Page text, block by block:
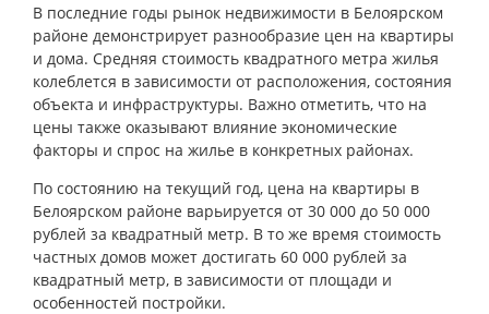
В последние годы рынок недвижимости в Белоярском
районе демонстрирует разнообразие цен на квартиры
и дома. Средняя стоимость квадратного метра жилья
колеблется в зависимости от расположения, состояния
объекта и инфраструктуры. Важно отметить, что на
цены также оказывают влияние экономические
факторы и спрос на жилье в конкретных районах.
По состоянию на текущий год, цена на квартиры в
Белоярском районе варьируется от 30 000 до 50 000
рублей за квадратный метр. В то же время стоимость
частных домов может достигать 60 000 рублей за
квадратный метр, в зависимости от площади и
особенностей постройки.